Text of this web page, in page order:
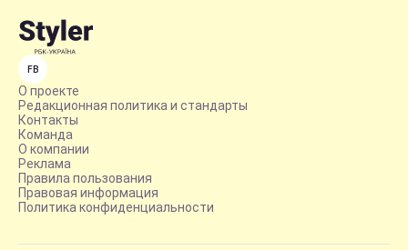
FB
О проекте
Редакционная политика и стандарты
Контакты
Команда
О компании
Реклама
Правила пользования
Правовая информация
Политика конфиденциальности